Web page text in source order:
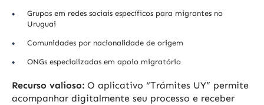
Grupos em redes sociais específicos para migrantes no
Uruguai
Comunidades por nacionalidade de origem
ONGs especializadas em apoio migratório
Recurso valioso: O aplicativo “Trámites UY” permite
acompanhar digitalmente seu processo e receber